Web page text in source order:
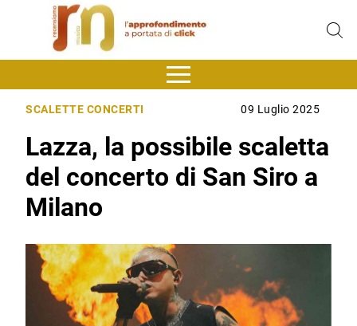
SCALETTE CONCERTI 09 Luglio 2025
Lazza, la possibile scaletta
del concerto di San Siro a
Milano